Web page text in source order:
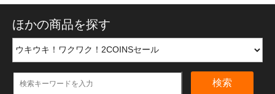
ほかの商品を探す
検索